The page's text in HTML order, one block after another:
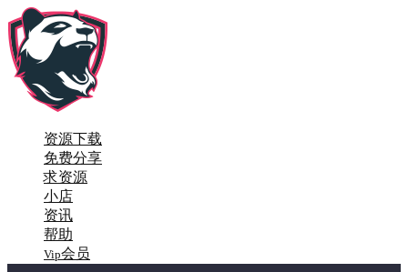
资源下载
免费分享
求资源
小店
资讯
帮助
Vip会员